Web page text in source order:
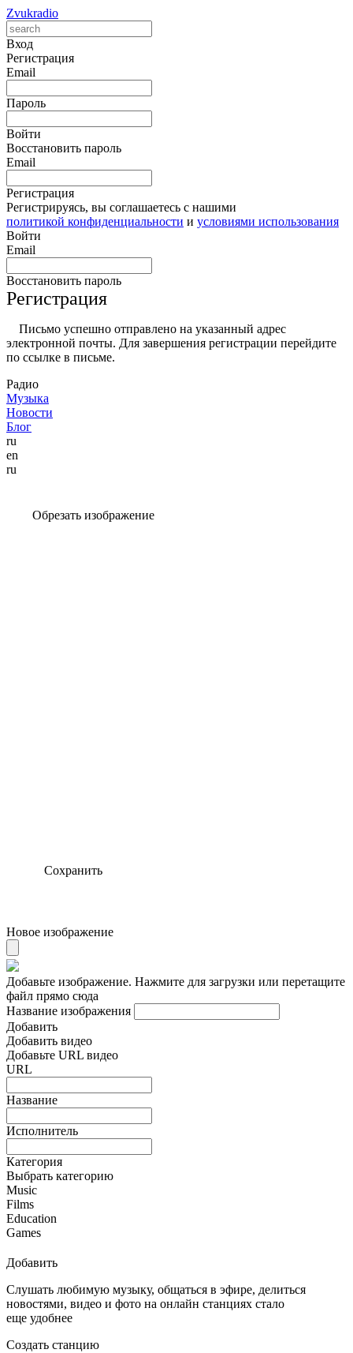
Zvukradio
Вход
Регистрация
Email
Пароль
Войти
Восстановить пароль
Email
Регистрация
Регистрируясь, вы соглашаетесь с нашими
политикой конфиденциальности и условиями использования
Войти
Email
Восстановить пароль
Регистрация
Письмо успешно отправлено на указанный адрес
электронной почты. Для завершения регистрации перейдите
по ссылке в письме.
Радио
Музыка
Новости
Блог
ru
en
ru
Обрезать изображение
Сохранить
Новое изображение
Добавьте изображение. Нажмите для загрузки или перетащите
файл прямо сюда
Название изображения
Добавить
Добавить видео
Добавьте URL видео
URL
Название
Исполнитель
Категория
Выбрать категорию
Music
Films
Education
Games
Добавить
Слушать любимую музыку, общаться в эфире, делиться
новостями, видео и фото на онлайн станциях стало
еще удобнее
Создать станцию